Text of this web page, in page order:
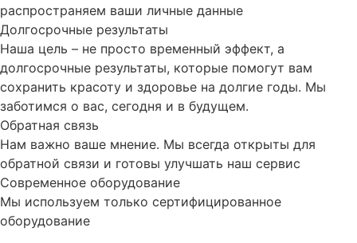
распространяем ваши личные данные
Долгосрочные результаты
Наша цель – не просто временный эффект, а
долгосрочные результаты, которые помогут вам
сохранить красоту и здоровье на долгие годы. Мы
заботимся о вас, сегодня и в будущем.
Обратная связь
Нам важно ваше мнение. Мы всегда открыты для
обратной связи и готовы улучшать наш сервис
Современное оборудование
Мы используем только сертифицированное
оборудование